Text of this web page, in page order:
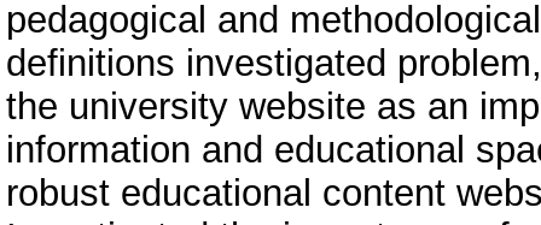
pedagogical and
definitions investigated
the university website as an
information and educational
robust educational content